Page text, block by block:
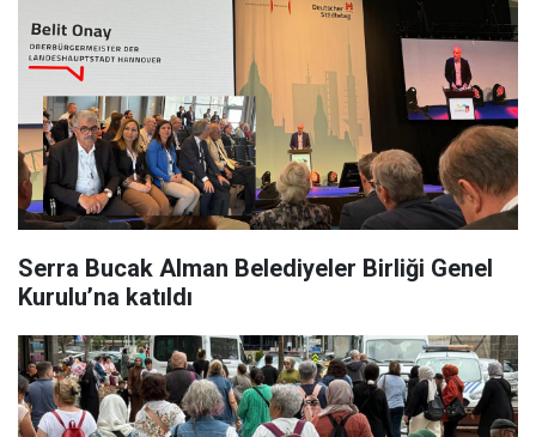
Serra Bucak Alman Belediyeler Birliği Genel
Kurulu’na katıldı